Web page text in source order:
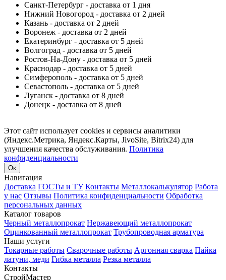
Санкт-Петербург - доставка от 1 дня
Нижний Новогород - доставка от 2 дней
Казань - доставка от 2 дней
Воронеж - доставка от 2 дней
Екатеринбург - доставка от 5 дней
Волгоград - доставка от 5 дней
Ростов-На-Дону - доставка от 5 дней
Краснодар - доставка от 5 дней
Симферополь - доставка от 5 дней
Севастополь - доставка от 5 дней
Луганск - доставка от 8 дней
Донецк - доставка от 8 дней
Этот сайт использует cookies и сервисы аналитики
(Яндекс.Метрика, Яндекс.Карты, JivoSite, Bitrix24) для
улучшения качества обслуживания. Политика
конфиденциальности
Ок
Навигация
Доставка ГОСТы и ТУ Контакты Металлокалькулятор Работа
у нас Отзывы Политика конфиденциальности Обработка
персональных данных
Каталог товаров
Черный металлопрокат Нержавеющий металлопрокат
Оцинкованный металлопрокат Трубопроводная арматура
Наши услуги
Токарные работы Сварочные работы Аргонная сварка Пайка
латуни, меди Гибка металла Резка металла
Контакты
СтройМастер